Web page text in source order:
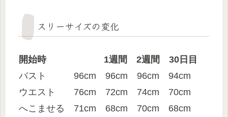
スリーサイズの変化
開始時 1週間
2週間 30日目
バスト 96cm 96cm 96cm 94cm
ウエスト 76cm 72cm 74cm 70cm
へこませる 71cm 68cm 70cm 68cm